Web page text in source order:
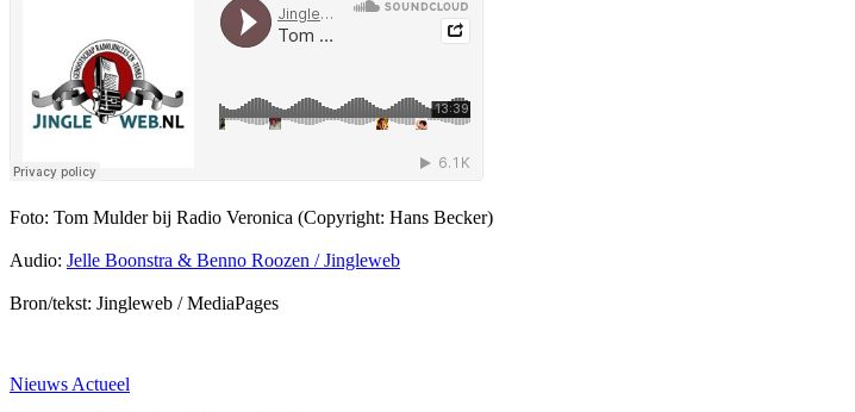
Foto: Tom Mulder bij Radio Veronica (Copyright: Hans Becker)
Audio: Jelle Boonstra & Benno Roozen / Jingleweb
Bron/tekst: Jingleweb / MediaPages
Nieuws Actueel